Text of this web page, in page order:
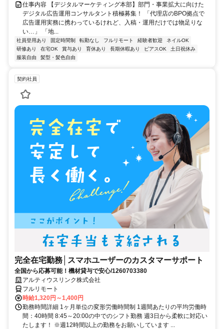
仕事内容 【デジタルマーケティング本部】部門・事業拡大に向けた
デジタル広告運用コンサルタント積極募集！ 「代理店のBPO拠点で
広告運用実務に携わっているけれど、入稿・運用だけでは物足りな
い…」 「地...
社員登用あり 固定時間制 転勤なし フルリモート 経験者歓迎
ネイルOK
研修あり
在宅OK 賞与あり 育休あり 長期休暇あり ピアスOK
土日祝休み
服装自由
髪型・髪色自由
契約社員
完全在宅勤務│スマホユーザーのカスタマーサポート
全国から応募可能！機材貸与で安心/1260703380
アルティウスリンク株式会社
フルリモート
時給1,320円～1,400円
勤務時間詳細 1ヶ月単位の変形労働時間制 1週間あたりの平均労働時
間：40時間 8:45～20:00の中でのシフト勤務 週3日から柔軟に対応い
たします！ ※週12時間以上の勤務をお願いしています ...